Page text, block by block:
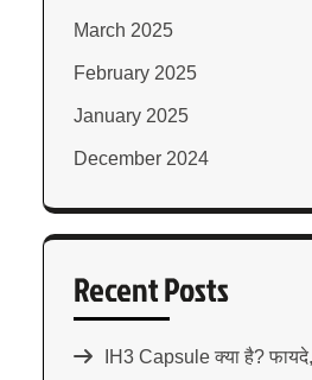
March 2025
February 2025
January 2025
December 2024
Recent Posts
IH3 Capsule क्या है? फायदे,